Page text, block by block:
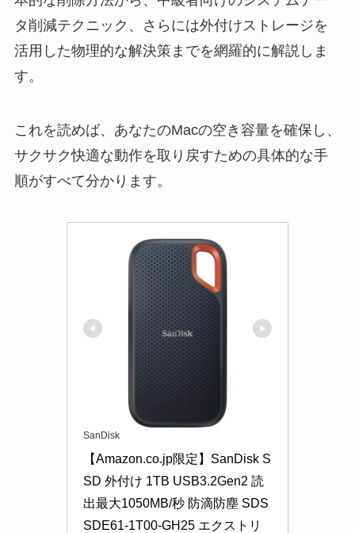
タ削減テクニック、さらには外付けストレージを
活用した物理的な解決策までを網羅的に解説しま
す。
これを読めば、あなたのMacの空き容量を確保し、
サクサク快適な動作を取り戻すための具体的な手
順がすべて分かります。
SanDisk
【Amazon.co.jp限定】SanDisk S
SD 外付け 1TB USB3.2Gen2 読
出最大1050MB/秒 防滴防塵 SDS
SDE61-1T00-GH25 エクストリ